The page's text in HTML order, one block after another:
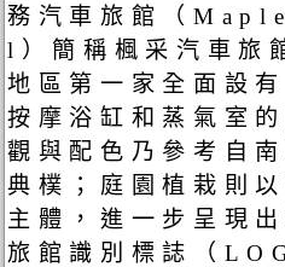
務汽車旅館（
l）簡稱楓采汽車旅
地區第一家全面設
按摩浴缸和蒸氣室
觀與配色乃參考自
典樸；庭園植栽則
主體，進一步呈現
旅館識別標誌（